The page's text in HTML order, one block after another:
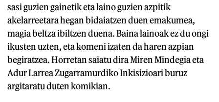
sasi guzien gainetik eta laino guzien azpitik
akelarreetara hegan bidaiatzen duen emakumea,
magia beltza ibiltzen duena. Baina lainoak ez du ongi
ikusten uzten, eta komeni izaten da haren azpian
begiratzea. Horretan saiatu dira Miren Mindegia eta
Adur Larrea Zugarramurdiko Inkisizioari buruz
argitaratu duten komikian.